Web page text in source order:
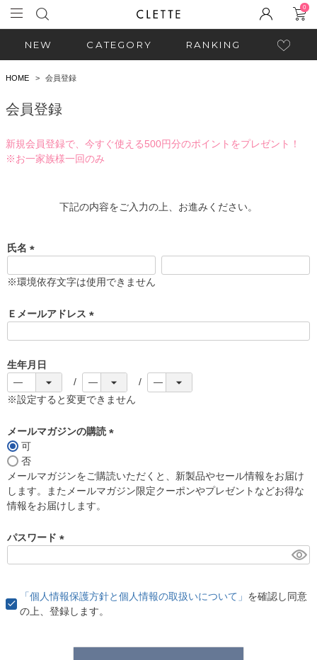
0
NEW CATEGORY RANKING
HOME 会員登録
会員登録
新規会員登録で、今すぐ使える500円分のポイントをプレゼント！
※お一家族様一回のみ
下記の内容をご入力の上、お進みください。
氏名
必
)
※環境依存文字は使用できません
Ｅメールアドレス
)
生年月日
※設定すると変更できません
メールマガジンの購読
須
)
可
否
メールマガジンをご購読いただくと、新製品やセール情報をお届け
します。またメールマガジン限定クーポンやプレゼントなどお得な
情報をお届けします。
パスワード
)
「個人情報保護方針と個人情報の取扱いについて」 を確認し同意
の上、登録します。